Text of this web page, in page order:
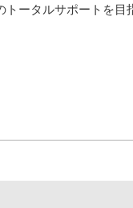
トータルサポートを目